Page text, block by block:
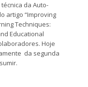
da Auto-
artigo “Improving
Techniques:
Educational
Hoje
da segunda